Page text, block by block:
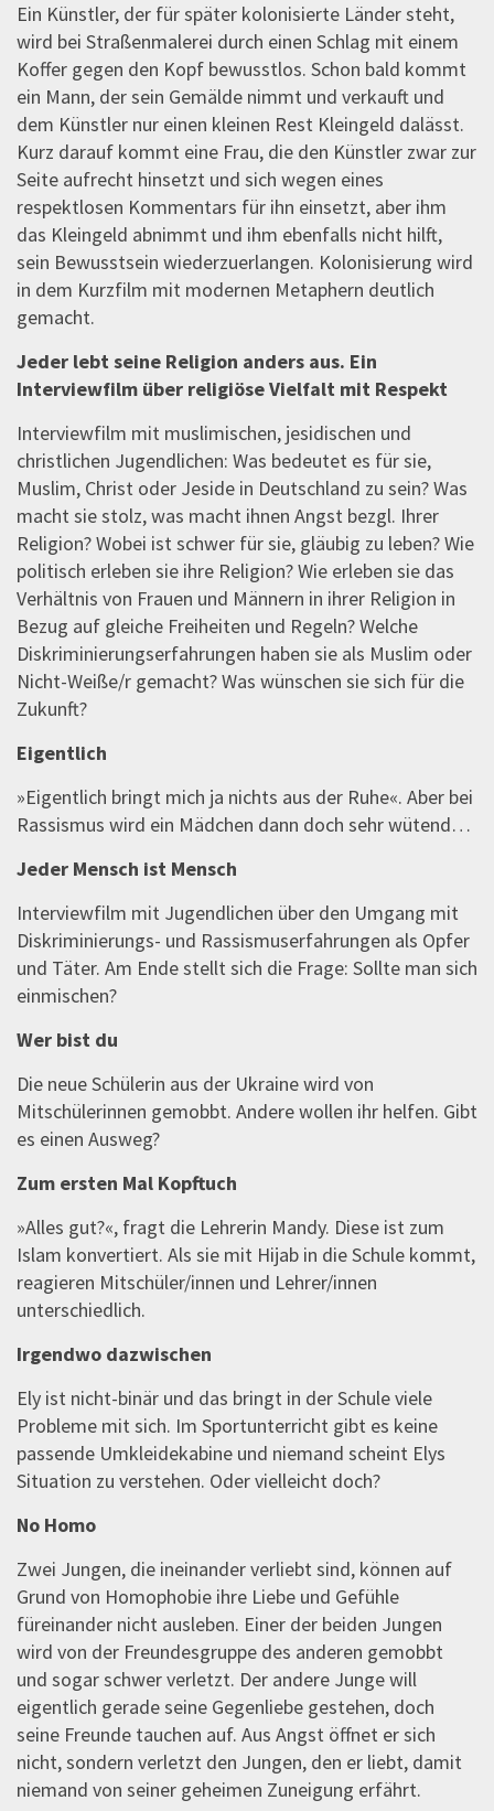
Ein Künstler, der für später kolonisierte Länder steht,
wird bei Straßenmalerei durch einen Schlag mit einem
Koffer gegen den Kopf bewusstlos. Schon bald kommt
ein Mann, der sein Gemälde nimmt und verkauft und
dem Künstler nur einen kleinen Rest Kleingeld dalässt.
Kurz darauf kommt eine Frau, die den Künstler zwar zur
Seite aufrecht hinsetzt und sich wegen eines
respektlosen Kommentars für ihn einsetzt, aber ihm
das Kleingeld abnimmt und ihm ebenfalls nicht hilft,
sein Bewusstsein wiederzuerlangen. Kolonisierung wird
in dem Kurzfilm mit modernen Metaphern deutlich
gemacht.
Jeder lebt seine Religion anders aus. Ein
Interviewfilm über religiöse Vielfalt mit Respekt
Interviewfilm mit muslimischen, jesidischen und
christlichen Jugendlichen: Was bedeutet es für sie,
Muslim, Christ oder Jeside in Deutschland zu sein? Was
macht sie stolz, was macht ihnen Angst bezgl. Ihrer
Religion? Wobei ist schwer für sie, gläubig zu leben? Wie
politisch erleben sie ihre Religion? Wie erleben sie das
Verhältnis von Frauen und Männern in ihrer Religion in
Bezug auf gleiche Freiheiten und Regeln? Welche
Diskriminierungserfahrungen haben sie als Muslim oder
Nicht-Weiße/r gemacht? Was wünschen sie sich für die
Zukunft?
Eigentlich
»Eigentlich bringt mich ja nichts aus der Ruhe«. Aber bei
Rassismus wird ein Mädchen dann doch sehr wütend…
Jeder Mensch ist Mensch
Interviewfilm mit Jugendlichen über den Umgang mit
Diskriminierungs- und Rassismuserfahrungen als Opfer
und Täter. Am Ende stellt sich die Frage: Sollte man sich
einmischen?
Wer bist du
Die neue Schülerin aus der Ukraine wird von
Mitschülerinnen gemobbt. Andere wollen ihr helfen. Gibt
es einen Ausweg?
Zum ersten Mal Kopftuch
»Alles gut?«, fragt die Lehrerin Mandy. Diese ist zum
Islam konvertiert. Als sie mit Hijab in die Schule kommt,
reagieren Mitschüler/innen und Lehrer/innen
unterschiedlich.
Irgendwo dazwischen
Ely ist nicht-binär und das bringt in der Schule viele
Probleme mit sich. Im Sportunterricht gibt es keine
passende Umkleidekabine und niemand scheint Elys
Situation zu verstehen. Oder vielleicht doch?
No Homo
Zwei Jungen, die ineinander verliebt sind, können auf
Grund von Homophobie ihre Liebe und Gefühle
füreinander nicht ausleben. Einer der beiden Jungen
wird von der Freundesgruppe des anderen gemobbt
und sogar schwer verletzt. Der andere Junge will
eigentlich gerade seine Gegenliebe gestehen, doch
seine Freunde tauchen auf. Aus Angst öffnet er sich
nicht, sondern verletzt den Jungen, den er liebt, damit
niemand von seiner geheimen Zuneigung erfährt.